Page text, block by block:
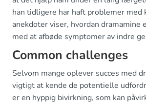
han tidligere har haft problemer med
anekdoter viser, hvordan
med at afbøde symptomer av indre
Common challenges
Selvom mange oplever succes med
vigtigt at kende de potentielle
er en hyppig bivirkning, som kan